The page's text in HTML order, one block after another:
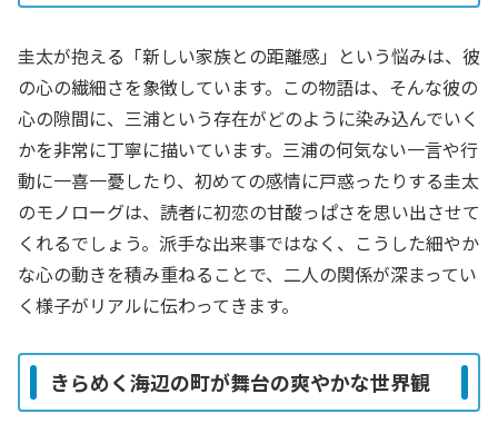
圭太が抱える「新しい家族との距離感」という悩みは、彼
の心の繊細さを象徴しています。この物語は、そんな彼の
心の隙間に、三浦という存在がどのように染み込んでいく
かを非常に丁寧に描いています。三浦の何気ない一言や行
動に一喜一憂したり、初めての感情に戸惑ったりする圭太
のモノローグは、読者に初恋の甘酸っぱさを思い出させて
くれるでしょう。派手な出来事ではなく、こうした細やか
な心の動きを積み重ねることで、二人の関係が深まってい
く様子がリアルに伝わってきます。
きらめく海辺の町が舞台の爽やかな世界観